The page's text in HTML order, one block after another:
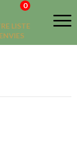
LISTE
0